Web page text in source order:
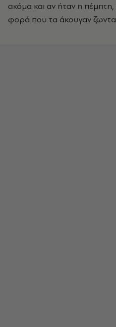
ακόμα και αν ήταν η
φορά που τα άκουγαν